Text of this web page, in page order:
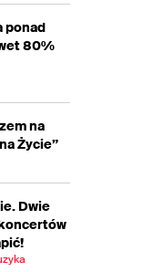
ponad
80%
na
Życie”
Dwie